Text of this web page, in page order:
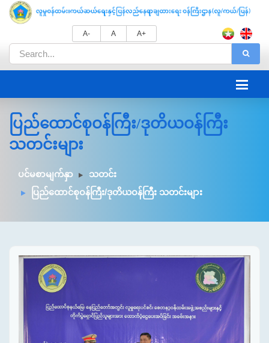
A- A A+
ပြည်ထောင်စုဝန်ကြီး/ဒုတိယဝန်ကြီး
သတင်းများ
ပင်မစာမျက်နှာ
သတင်း
ပြည်ထောင်စုဝန်ကြီး/ဒုတိယဝန်ကြီး သတင်းများ